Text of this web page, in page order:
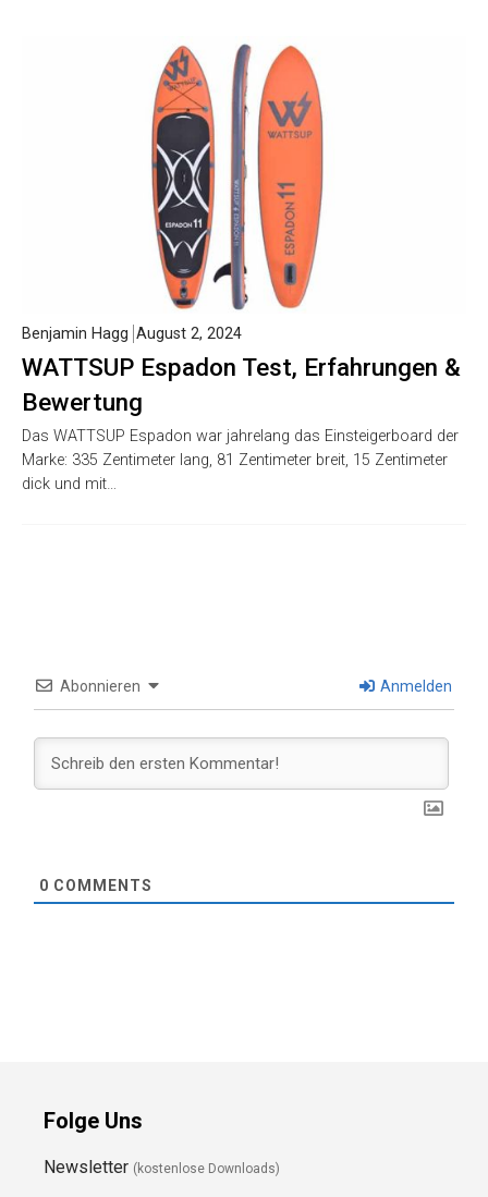
WATTSUP Espadon Test, Erfahrungen &
Bewertung
Benjamin Hagg August 2, 2024
Das WATTSUP Espadon war jahrelang das Einsteigerboard der
Marke: 335 Zentimeter lang, 81 Zentimeter breit, 15 Zentimeter
dick und mit…
Abonnieren Anmelden
0 COMMENTS
Folge Uns
Newsletter (kostenlose Downloads)